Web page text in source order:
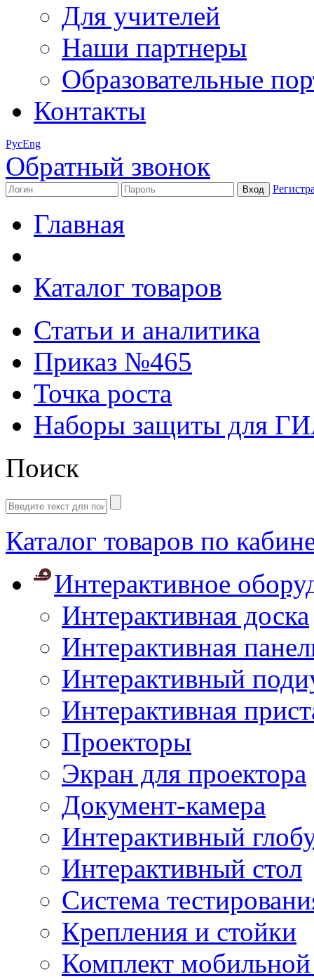
Для учителей
Наши партнеры
Образовательные
Контакты
РусEng
Обратный звонок
Главная
Каталог товаров
Статьи и аналитика
Приказ №465
Точка роста
Наборы защиты для
Поиск
Каталог товаров по
Интерактивное
Интерактивная доска
Интерактивная
Интерактивный
Интерактивная
Проекторы
Экран для проектора
Документ-камера
Интерактивный
Интерактивный стол
Система
Крепления и стойки
Комплект